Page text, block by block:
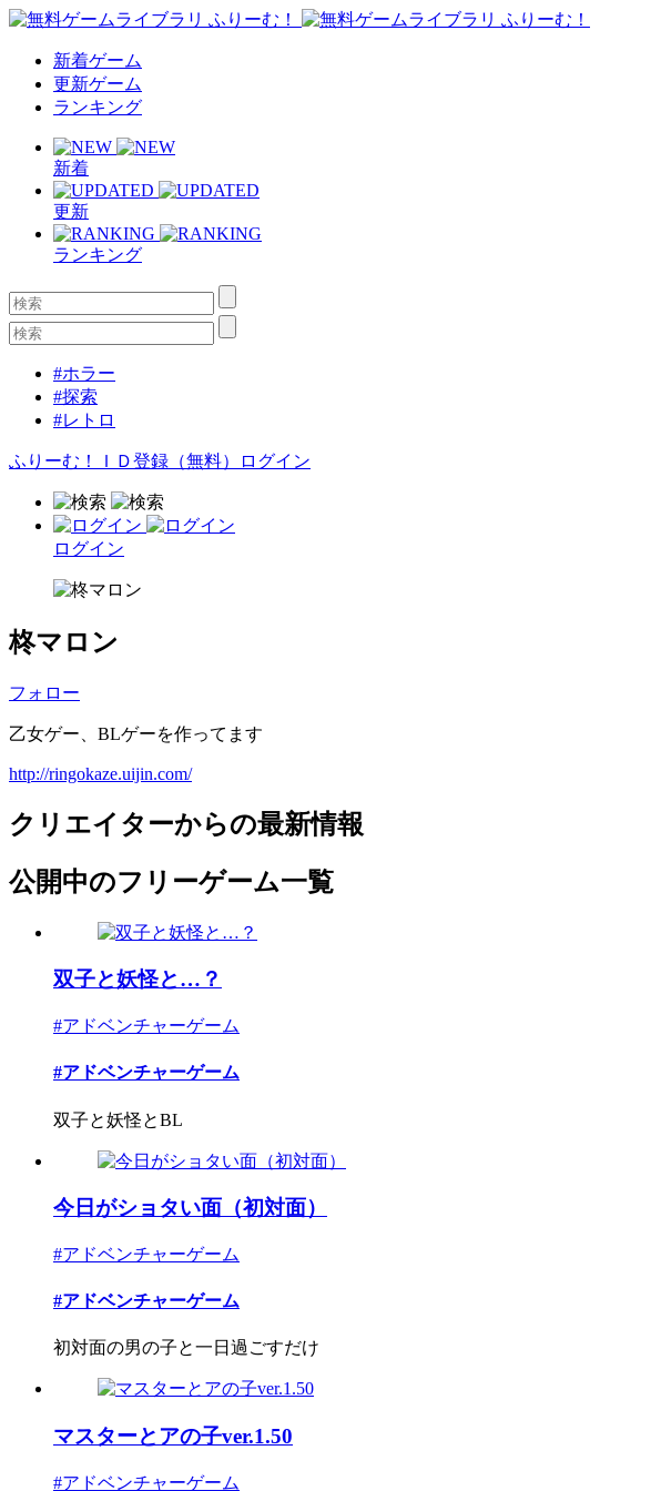
新着ゲーム
更新ゲーム
ランキング
新着
更新
ランキング
#ホラー
#探索
#レトロ
ふりーむ！ＩＤ登録（無料） ログイン
ログイン
柊マロン
フォロー
乙女ゲー、BLゲーを作ってます
http://ringokaze.uijin.com/
クリエイターからの最新情報
公開中のフリーゲーム一覧
双子と妖怪と…？
#アドベンチャーゲーム
#アドベンチャーゲーム
双子と妖怪とBL
今日がショタい面（初対面）
#アドベンチャーゲーム
#アドベンチャーゲーム
初対面の男の子と一日過ごすだけ
マスターとアの子ver.1.50
#アドベンチャーゲーム